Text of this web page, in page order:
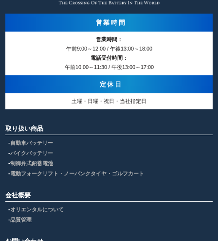
営業時間
営業時間：
午前9:00～12:00 / 午後13:00～18:00
電話受付時間：
午前10:00～11:30 / 午後13:00～17:00
定休日
土曜・日曜・祝日・当社指定日
取り扱い商品
自動車バッテリー
バイクバッテリー
制御弁式鉛蓄電池
電動フォークリフト・ノーパンクタイヤ・ゴルフカート
会社概要
オリエンタルについて
品質管理